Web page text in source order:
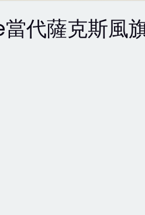
代薩克斯風